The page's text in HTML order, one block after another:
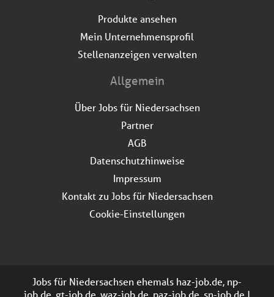
Produkte ansehen
Mein Unternehmensprofil
Stellenanzeigen verwalten
Allgemein
Über Jobs für Niedersachsen
Partner
AGB
Datenschutzhinweise
Impressum
Kontakt zu Jobs für Niedersachsen
Cookie-Einstellungen
Jobs für Niedersachsen ehemals haz-job.de, np-
job.de, gt-job.de, waz-job.de, paz-job.de, sn-job.de |